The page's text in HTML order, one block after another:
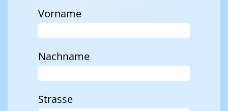
Vorname
Nachname
Strasse